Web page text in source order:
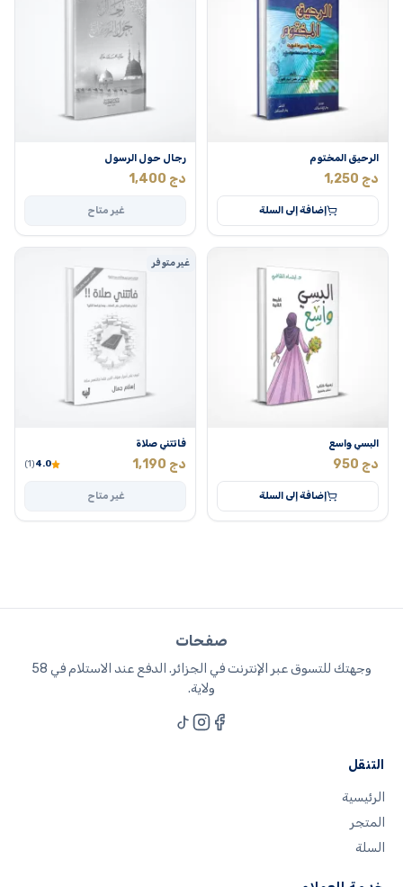
الرحيق المختوم
1,250 دج
إضافة إلى السلة
رجال حول الرسول
1,400 دج
غير متاح
البسي واسع
950 دج
إضافة إلى السلة
غير متوفر
فاتتني صلاة
1,190 دج 4.0
(1)
غير متاح
صفحات
وجهتك للتسوق عبر الإنترنت في الجزائر. الدفع عند الاستلام في 58
ولاية.
التنقل
الرئيسية
المتجر
السلة